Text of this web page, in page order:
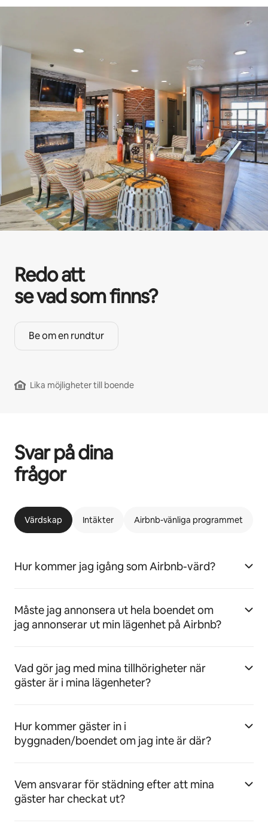
Redo att
se vad som finns?
Be om en rundtur
Lika möjligheter till boende
Svar på dina
frågor
Värdskap Intäkter Airbnb-vänliga programmet
Hur kommer jag igång som Airbnb-värd?
Måste jag annonsera ut hela boendet om
jag annonserar ut min lägenhet på Airbnb?
Vad gör jag med mina tillhörigheter när
gäster är i mina lägenheter?
Hur kommer gäster in i
byggnaden/boendet om jag inte är där?
Vem ansvarar för städning efter att mina
gäster har checkat ut?